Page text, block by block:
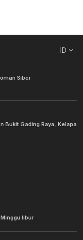
ID
Siber
Bukit Gading Raya, Kelapa
libur